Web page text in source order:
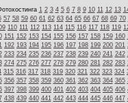
1 2 3 4 5 6 7 8 9 10 11 12 13
57 58 59 60 61 62 63 64 65 66 67 68 69 70
110 111 112 113 114 115 116 117 118 119
151 152 153 154 155 156 157 158 159 160
192 193 194 195 196 197 198 199 200 201
233 234 235 236 237 238 239 240 241 242
274 275 276 277 278 279 280 281 282 283
315 316 317 318 319 320 321 322 323 324
356 357 358 359 360 361 362 363 364 365
397 398 399 400 401 402 403 404 405 406
438 439 440 441 442 443 444 445 446 447